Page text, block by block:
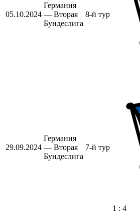
05.10.2024
Германия
— Вторая
Бундеслига
8-й тур
29.09.2024
Германия
— Вторая
Бундеслига
7-й тур
1 : 4